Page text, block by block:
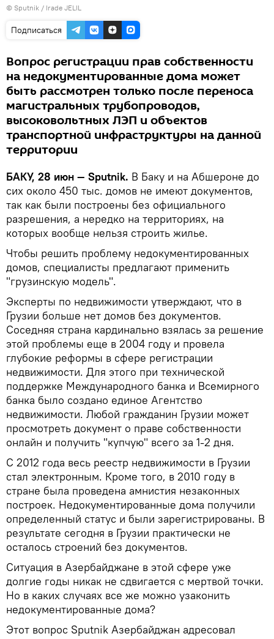
© Sputnik / Irade JELIL
Подписаться
Вопрос регистрации прав собственности
на недокументированные дома может
быть рассмотрен только после переноса
магистральных трубопроводов,
высоковольтных ЛЭП и объектов
транспортной инфраструктуры на данной
территории
БАКУ, 28 июн — Sputnik. В Баку и на Абшероне до
сих около 450 тыс. домов не имеют документов,
так как были построены без официального
разрешения, а нередко на территориях, на
которых вообще нельзя строить жилье.
Чтобы решить проблему недокументированных
домов, специалисты предлагают применить
"грузинскую модель".
Эксперты по недвижимости утверждают, что в
Грузии больше нет домов без документов.
Соседняя страна кардинально взялась за решение
этой проблемы еще в 2004 году и провела
глубокие реформы в сфере регистрации
недвижимости. Для этого при технической
поддержке Международного банка и Всемирного
банка было создано единое Агентство
недвижимости. Любой гражданин Грузии может
просмотреть документ о праве собственности
онлайн и получить "купчую" всего за 1-2 дня.
С 2012 года весь реестр недвижимости в Грузии
стал электронным. Кроме того, в 2010 году в
стране была проведена амнистия незаконных
построек. Недокументированные дома получили
определенный статус и были зарегистрированы. В
результате сегодня в Грузии практически не
осталось строений без документов.
Ситуация в Азербайджане в этой сфере уже
долгие годы никак не сдвигается с мертвой точки.
Но в каких случаях все же можно узаконить
недокументированные дома?
Этот вопрос Sputnik Азербайджан адресовал